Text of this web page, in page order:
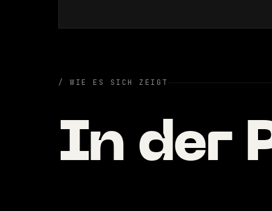
/ WIE ES SICH ZEIGT
In der